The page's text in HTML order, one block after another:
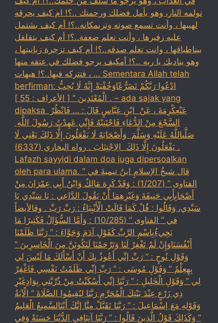
تولمه النار، وهو يأمل فضلك ورحمتك ..؟! ام كيف يحرقه
لهيبها ، وأنت تسمع صوته وترىمكانه..؟! أم كيف بشتمل
عليه زفيرها ، وأنت تعلم ضعفة..؟! أم كيف يتقلقل
بيناطباقها ، وانت تعلم صدقه..؟! أم كيف تزجرة زبانيتها ،
وهو يناديك يا ربه ..؟! أمكيف يرجو فضلك في عتقه منها
، فتتركه فيها..؟! هيهات … Sementara Allah telah
berfirman: ادْعُوا رَبَّكُمْ تَضَرُّعًاوَخُفْيَةً إِنَّهُ لَا يُحِبُّ
الْمُعْتَدِينَ ” [ الأعراف : 55 ] . – ada sajak yang
dipaksa ‏عَنْ‏‏عِكْرِمَةَ ‏، ‏عَنْ ‏ ‏ابْنِ عَبَّاسٍ ‏‏قَالَ : … فَانْظُرْ ‏‏
السَّجْعَ ‏‏مِنْ الدُّعَاءِ فَاجْتَنِبْهُ فَإِنِّي عَهِدْتُ رَسُولَ اللَّهِ ‏
‏صَلَّىاللَّهُ عَلَيْهِ وَسَلَّمَ ‏ ‏وَأَصْحَابَهُ لَا يَفْعَلُونَ إِلَّا ذَلِكَ ‏‏يَعْنِي لَا
يَفْعَلُونَ إِلَّا ذَلِكَ ‏ ‏الِاجْتِنَابَ . رواه البخاري (6337) .
Lafazh sayyidi dalam doa juga dipersoalkan
oleh para ulama. قال شيخُ الإسلامِ ابنُ تيميةَ في ”
الفتاوى ” (1/207) : وَقَدْ كَرِهَ مَالِكٌ وَابْنُ أَبِي عِمْرَانَ مِنْ
أَصْحَابِأَبِي حَنِيفَةَ وَغَيْرِهِمَا أَنْ يَقُولَ الدَّاعِي : يَا سَيِّدِي يَا
سَيِّدِي، وَقَالُوا : قُلْ كَمَا قَالَتْ الْأَنْبِيَاءُ : رَبِّ رَبِّ . وقالأيضاً
في ” الفتاوى ” (10/285) : وَأَمَّا السُّؤَالُ فَكَثِيرًا مَا
يَجِيءُبِاسْمِ الرَّبِّ كَقَوْلِ آدَمَ وَحَوَّاءَ : ” رَبَّنَا ظَلَمْنَا
أَنْفُسَنَاوَإِنْ لَمْ تَغْفِرْ لَنَا وَتَرْحَمْنَا لَنَكُونَنَّ مِنَ الْخَاسِرِينَ ”
وَقَوْلِ نُوحٍ : ” رَبِّ إنِّي أَعُوذُ بِكَ أَنْ أَسْأَلَكَ مَا لَيْسَ لِي
بِهِعِلْمٌ ” وَقَوْلِ مُوسَى : ” رَبِّ إنِّي ظَلَمْتُ نَفْسِي فَاغْفِرْ
لِي ” وَقَوْلِ الْخَلِيلِ : ” رَبَّنَا إنِّي أَسْكَنْتُ مِنْ ذُرِّيَّتِي بِوَادٍغَيْرِ
ذِي زَرْعٍ عِنْدَ بَيْتِكَ الْمُحَرَّمِ رَبَّنَا لِيُقِيمُوا الصَّلَاةَ ” الْآيَةُ
وَقَوْلِهِ مَعَ إسْمَاعِيلَ : ” رَبَّنَا تَقَبَّلْ مِنَّا إنَّكَ أَنْتَالسَّمِيعُ الْعَلِيمُ
” وَكَذَلِكَ قَوْلُ الَّذِينَ قَالُوا : ” رَبَّنَا آتِنَافِي الدُّنْيَا حَسَنَةً وَفِي